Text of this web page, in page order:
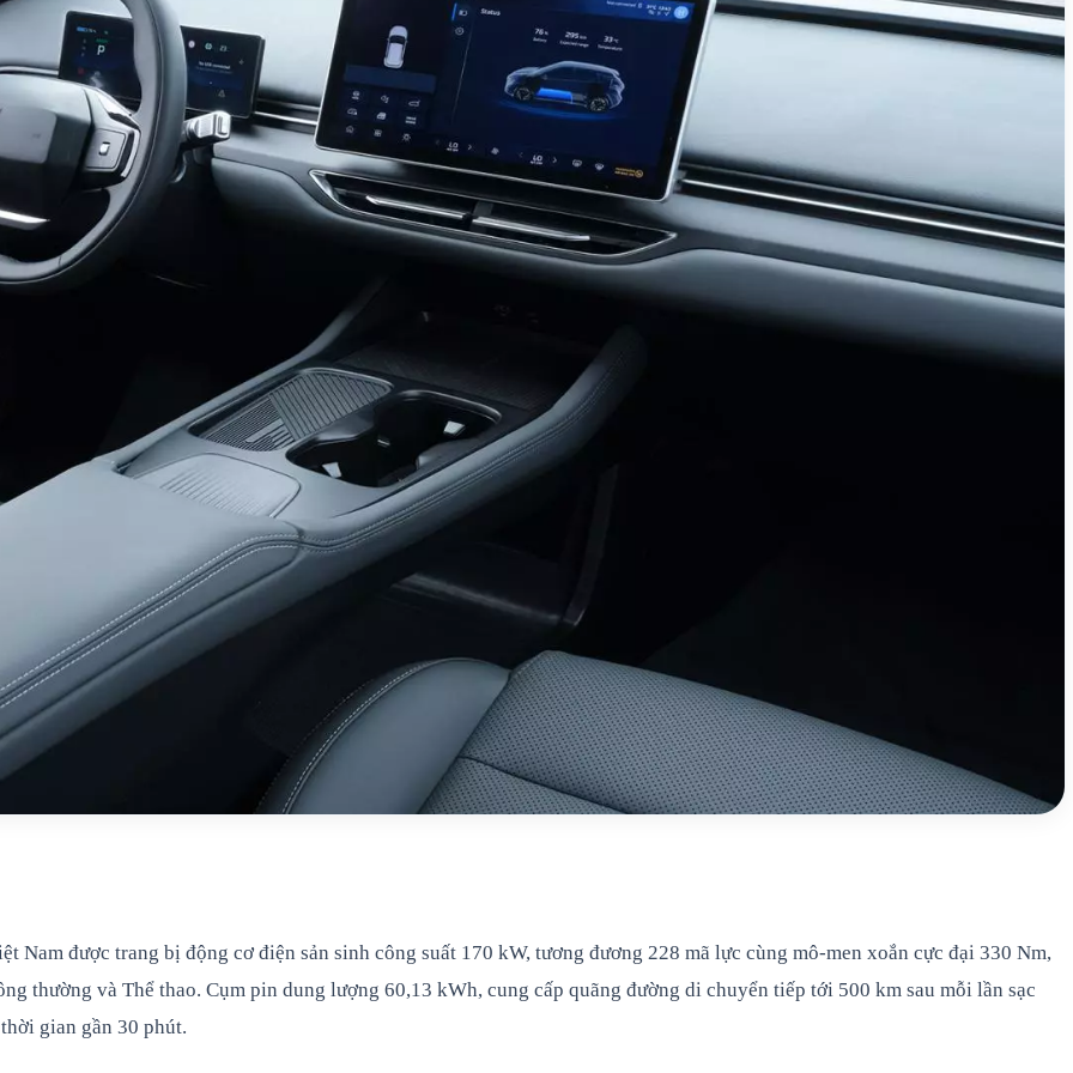
Nam được trang bị động cơ điện sản sinh công suất 170 kW, tương đương 228 mã lực cùng mô-men xoắn cực đại 330 Nm,
thường và Thể thao. Cụm pin dung lượng 60,13 kWh, cung cấp quãng đường di chuyển tiếp tới 500 km sau mỗi lần sạc
gian gần 30 phút.